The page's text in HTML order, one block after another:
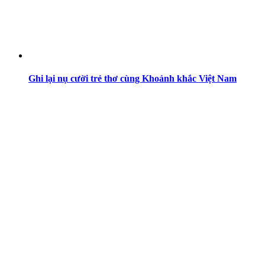
Ghi lại nụ cười trẻ thơ cùng Khoảnh khắc Việt Nam